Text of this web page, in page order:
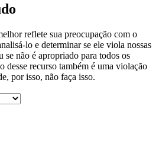
reflete sua preocupação com o
lo e determinar se ele viola nossas
se não é apropriado para todos os
desse recurso também é uma violação
por isso, não faça isso.